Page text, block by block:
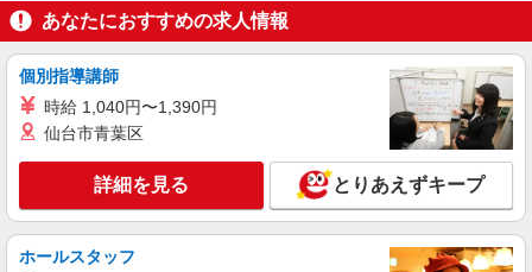
紹介予定派遣
株式会社シエロ
時給1500円〜1900円（経験・能力による） ※
残業代支給 ★交通費別途支給（規定あり） ゜
+゜・。○。・゜+゜・。○。・゜+゜ 入社祝い金10
万円支給(規定有) お友達を紹介頂くと, インセンテ
ィブ支給(規定有) ★月2回払い・週払い可能（規程
有）★ ゜・。○。・゜+゜・。○。・゜+゜
キープ 詳細を見る
派遣社員
あなたにおすすめの求人情報
個別指導講師
時給 1,040円〜1,390円
仙台市青葉区
詳細を見る とりあえずキープ
ホールスタッフ